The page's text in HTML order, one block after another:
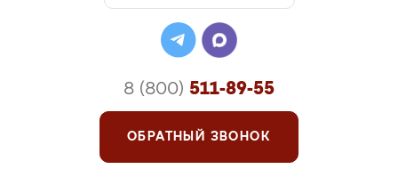
8 (800) 511-89-55
ОБРАТНЫЙ ЗВОНОК